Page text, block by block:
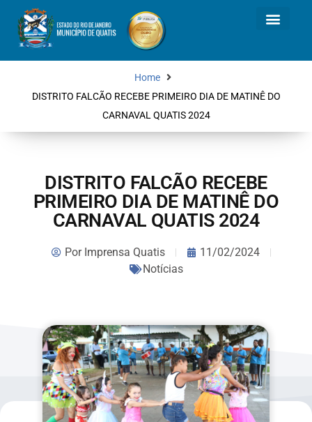
Home
DISTRITO FALCÃO RECEBE PRIMEIRO DIA DE MATINÊ DO
CARNAVAL QUATIS 2024
DISTRITO FALCÃO RECEBE
PRIMEIRO DIA DE MATINÊ DO
CARNAVAL QUATIS 2024
PorImprensa Quatis
11/02/2024
Notícias